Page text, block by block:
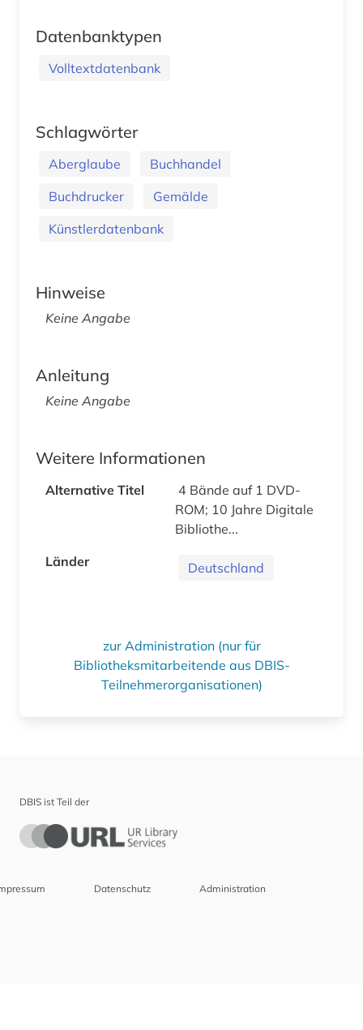
Datenbanktypen
Volltextdatenbank
Schlagwörter
Aberglaube
Buchhandel
Buchdrucker
Gemälde
Künstlerdatenbank
Hinweise
Keine Angabe
Anleitung
Keine Angabe
Weitere Informationen
Alternative Titel
4 Bände auf 1 DVD-
ROM; 10 Jahre Digitale
Bibliothe...
Länder
Deutschland
zur Administration (nur für
Bibliotheksmitarbeitende aus DBIS-
Teilnehmerorganisationen)
DBIS ist Teil der
Datenschutz Administration